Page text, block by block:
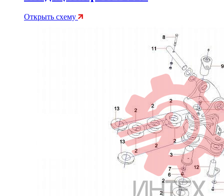
Открыть схему